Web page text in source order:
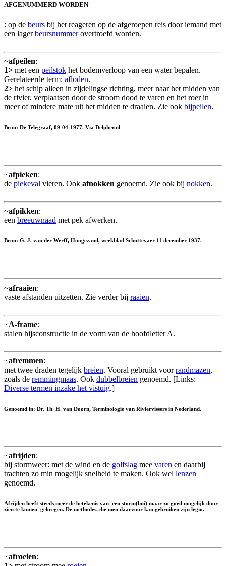
AFGENUMMERD WORDEN
: op de beurs bij het reageren op de afgeroepen reis door iemand met
een lagerbeursnummerovertroefd worden.
~afpeilen:
1> met een peilstok het bodemverloop van een water bepalen.
Gerelateerde term: afloden.
2> het schip alleen in zijdelingse richting, meer naar het midden van
de rivier, verplaatsen door de stroom dood te varen en het roer in
meer of mindere mate uit het midden te draaien. Zie ook bijpeilen.
Bron: De Telegraaf, 09-04-1977. Via Delpher.nl
~afpieken:
de piekeval vieren. Ook afnokken genoemd. Zie ook bij nokken.
~afpikken:
een breeuwnaad met pek afwerken.
Bron: G. J. van der Werff, Hoogezand, weekblad Schuttevaer 11 december 1937.
~afraaien:
vaste afstanden uitzetten. Zie verder bij raaien.
~A-frame:
stalen hijsconstructie in de vorm van de hoofdletter A.
~afremmen:
met twee draden tegelijk breien. Vooral gebruikt voorrandmazen,
zoals de remmingmaas. Ook dubbelbreien genoemd. [Links:
Diverse termen inzake het vistuig.]
Genoemd in: Dr. Th. H. van Doorn, Terminologie van Riviervissers in Nederland.
~afrijden:
bij stormweer: met de wind en de golfslag mee varen en daarbij
trachten zo min mogelijk snelheid te maken. Ook wel lenzen
genoemd.
Afrijden heeft steeds meer de betekenis van 'een storm(bui) maar zo goed mogelijk door
zien te komen' gekregen. De methodes, die men daarvoor kan gebruiken zijn legio.
~afroeien: